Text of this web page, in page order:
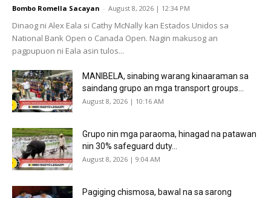
Bombo Romella Sacayan - August 8, 2026 | 12:34 PM
Dinaog ni Alex Eala si Cathy McNally kan Estados Unidos sa
National Bank Open o Canada Open. Nagin makusog an
pagpupuon ni Eala asin tulos...
MANIBELA, sinabing warang kinaaraman sa
saindang grupo an mga transport groups...
August 8, 2026 | 10:16 AM
Grupo nin mga paraoma, hinagad na patawan
nin 30% safeguard duty...
August 8, 2026 | 9:04 AM
Pagiging chismosa, bawal na sa sarong